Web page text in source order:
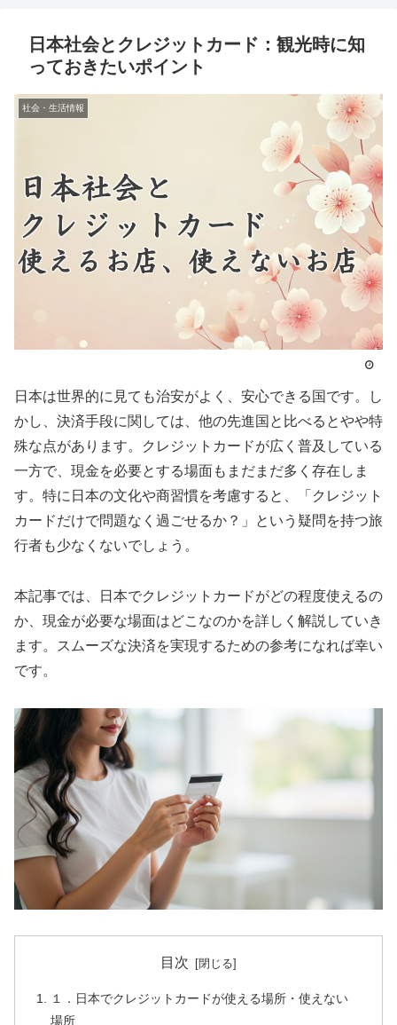
日本社会とクレジットカード：観光時に知
っておきたいポイント
社会・生活情報
日本は世界的に見ても治安がよく、安心できる国です。し
かし、決済手段に関しては、他の先進国と比べるとやや特
殊な点があります。クレジットカードが広く普及している
一方で、現金を必要とする場面もまだまだ多く存在しま
す。特に日本の文化や商習慣を考慮すると、「クレジット
カードだけで問題なく過ごせるか？」という疑問を持つ旅
行者も少なくないでしょう。
本記事では、日本でクレジットカードがどの程度使えるの
か、現金が必要な場面はどこなのかを詳しく解説していき
ます。スムーズな決済を実現するための参考になれば幸い
です。
目次
１．日本でクレジットカードが使える場所・使えない
場所